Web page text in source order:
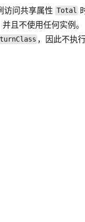
访问共享属性 Total
且不使用任何实例
，因此不执